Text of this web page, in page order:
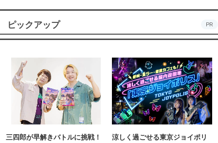
ピックアップ PR
三四郎が早解きバトルに挑戦！
涼しく過ごせる東京ジョイポリ